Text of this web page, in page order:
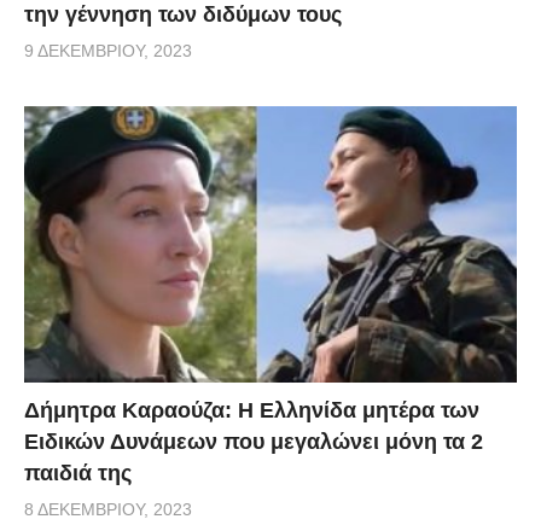
την γέννηση των διδύμων τους
9 ΔΕΚΕΜΒΡΊΟΥ, 2023
Δήμητρα Καραούζα: Η Ελληνίδα μητέρα των
Ειδικών Δυνάμεων που μεγαλώνει μόνη τα 2
παιδιά της
8 ΔΕΚΕΜΒΡΊΟΥ, 2023